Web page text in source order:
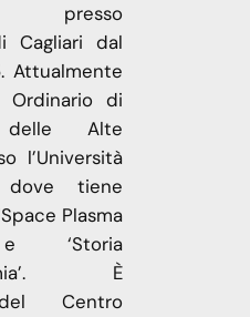
presso
Cagliari dal
Attualmente
Ordinario di
delle Alte
l’Università
tiene
Plasma
‘Storia
È
Centro